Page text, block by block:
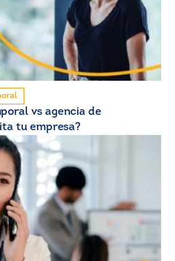
vs agencia de
tu empresa?